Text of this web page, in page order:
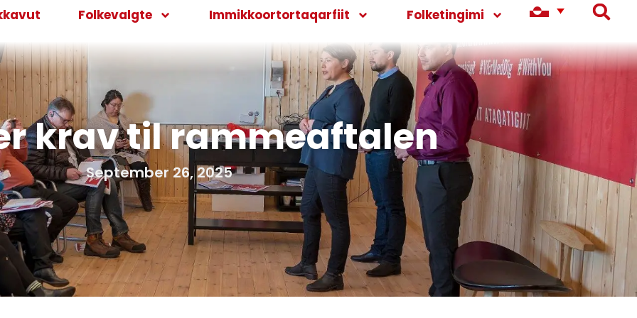
Folkevalgte Immikkoortortaqarfiit Folketingimi
krav til rammeaftalen
September 26, 2025